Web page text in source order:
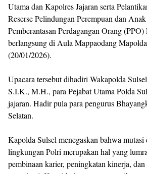
Utama dan Kapolres Jajaran serta
Reserse Pelindungan Perempuan dan
Pemberantasan Perdagangan Orang
berlangsung di Aula Mappaodang
(20/01/2026).
Upacara tersebut dihadiri Wakapolda
S.I.K., M.H., para Pejabat Utama Polda
jajaran. Hadir pula para pengurus
Selatan.
Kapolda Sulsel menegaskan bahwa mutasi
lingkungan Polri merupakan hal yang
pembinaan karier, peningkatan kinerja, dan